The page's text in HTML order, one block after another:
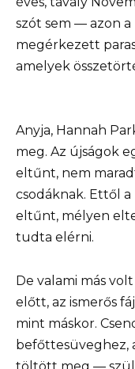
szót sem — azon
megérkezett
amelyek
Anyja, Hannah
meg. Az újságok
eltűnt, nem
csodáknak. Ettől
eltűnt, mélyen
tudta elérni.
De valami más
előtt, az ismerős
mint máskor.
befőttesüveghez,
töltött meg —